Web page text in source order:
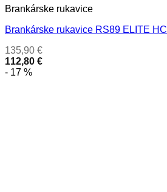
Brankárske rukavice
Brankárske rukavice RS89 ELITE HC
135,90 €
112,80 €
- 17 %